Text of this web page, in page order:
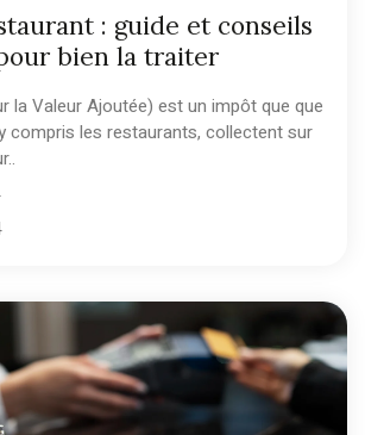
: guide et conseils
bien la traiter
la Valeur Ajoutée) est un impôt que que
compris les restaurants, collectent sur